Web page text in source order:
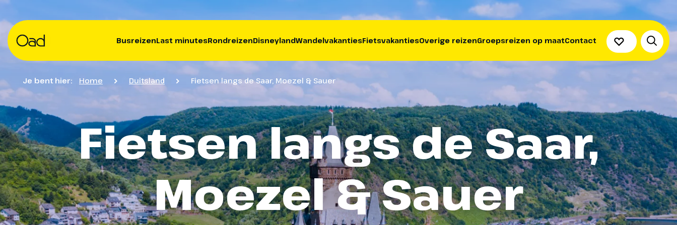
BusreizenLast minutesRondreizenDisneylandWandelvakantiesFietsvakantiesOverige reizenGroepsreizen op maatContact
Je bent hier: Home Duitsland Fietsen langs de Saar, Moezel & Sauer
Fietsen langs de Saar,
Moezel & Sauer